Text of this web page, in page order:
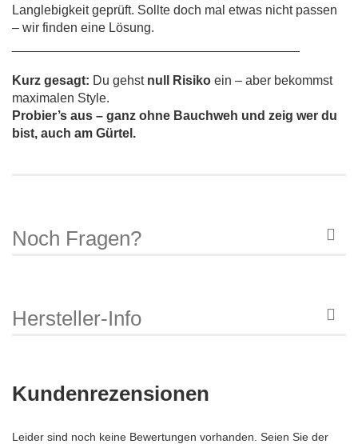
Langlebigkeit geprüft. Sollte doch mal etwas nicht passen
– wir finden eine Lösung.
Kurz gesagt: Du gehst null Risiko ein – aber bekommst
maximalen Style.
Probier’s aus – ganz ohne Bauchweh und zeig wer du
bist, auch am Gürtel.
Noch Fragen?
Hersteller-Info
Kundenrezensionen
Leider sind noch keine Bewertungen vorhanden. Seien Sie der